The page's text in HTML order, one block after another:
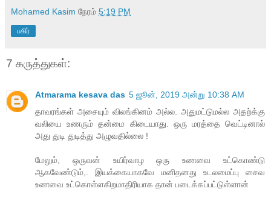
Mohamed Kasim நேரம் 5:19 PM
பகிர்
7 கருத்துகள்:
Atmarama kesava das 5 ஜூன், 2019 அன்று 10:38 AM
தாவரங்கள் அசையும் விலங்கினம் அல்ல. அதுமட்டுமல்ல அதற்க்கு
வலியை உணரும் தன்மை கிடையாது. ஒரு மரத்தை வெட்டினால்
அது துடி துடித்து அழுவதில்லை !
மேலும், ஒருவன் உயிர்வாழ ஒரு உணவை உட்கொண்டு
ஆகவேண்டும்,. இயக்கையாகவே மனிதனது உடலமைப்பு சைவ
உணவை உட்கொள்ளகிறமாதிரியாக தான் படைக்கப்பட்டுள்ளான்